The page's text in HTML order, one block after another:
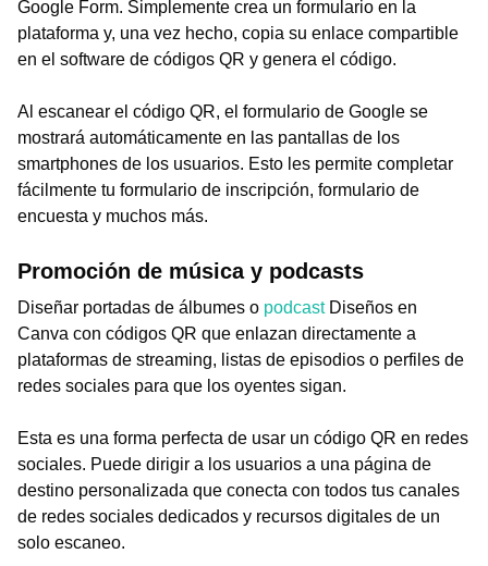
Google Form. Simplemente crea un formulario en la
plataforma y, una vez hecho, copia su enlace compartible
en el software de códigos QR y genera el código.
Al escanear el código QR, el formulario de Google se
mostrará automáticamente en las pantallas de los
smartphones de los usuarios. Esto les permite completar
fácilmente tu formulario de inscripción, formulario de
encuesta y muchos más.
Promoción de música y podcasts
Diseñar portadas de álbumes o podcastDiseños en
Canva con códigos QR que enlazan directamente a
plataformas de streaming, listas de episodios o perfiles de
redes sociales para que los oyentes sigan.
Esta es una forma perfecta de usar un código QR en redes
sociales. Puede dirigir a los usuarios a una página de
destino personalizada que conecta con todos tus canales
de redes sociales dedicados y recursos digitales de un
solo escaneo.